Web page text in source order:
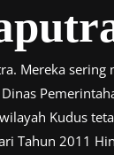
Mereka sering
Kudus
Tahun 2011